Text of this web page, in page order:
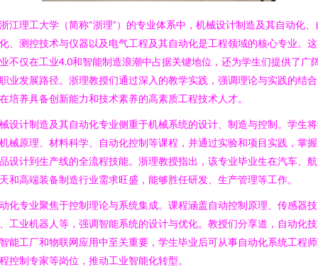
江理工大学（简称“浙理”）的专业体系中，机械设计制造及其自动化、
、测控技术与仪器以及电气工程及其自动化是工程领域的核心专业。
不仅在工业4.0和智能制造浪潮中占据关键地位，还为学生们提供了广
业发展路径。浙理教授们通过深入的教学实践，强调理论与实践的结
培养具备创新能力和技术素养的高素质工程技术人才。
设计制造及其自动化专业侧重于机械系统的设计、制造与控制。学生
械原理、材料科学、自动化控制等课程，并通过实验和项目实践，掌
设计到生产线的全流程技能。浙理教授指出，该专业毕业生在汽车、
和高端装备制造行业需求旺盛，能够胜任研发、生产管理等工作。
化专业聚焦于控制理论与系统集成。课程涵盖自动控制原理、传感器技
工业机器人等，强调智能系统的设计与优化。教授们分享道，自动化
能工厂和物联网应用中至关重要，学生毕业后可从事自动化系统工程
控制专家等岗位，推动工业智能化转型。